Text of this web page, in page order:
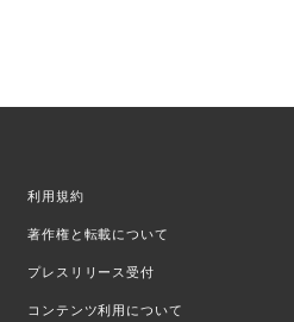
利用規約
著作権と転載について
プレスリリース受付
コンテンツ利用について